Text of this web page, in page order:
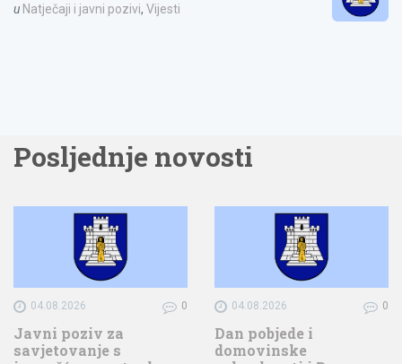
u Natječaji i javni pozivi, Vijesti
Posljednje novosti
04.08.2026 0
Javni poziv za
savjetovanje s
04.08.2026 0
Dan pobjede i
domovinske